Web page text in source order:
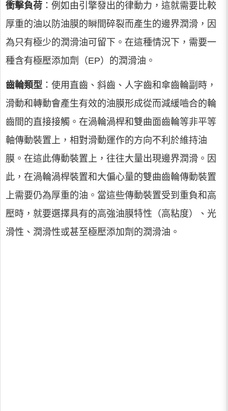
衝擊負荷 ：例如由引擎發出的律動力，這就需要比較
厚重的油以防油膜的瞬間碎裂而產生的邊界潤滑，因
為只有極少的潤滑油可留下。在這種情況下，需要一
種含有極壓添加劑（EP）的潤滑油。
齒輪類型 ：使用直齒、斜齒、人字齒和傘齒輪副時，
滑動和轉動會產生有效的油膜形成從而減緩嚙合的輪
齒間的直接接觸。在渦輪渦桿和雙曲面齒輪等非平等
軸傳動裝置上，相對滑動運作的方向不利於維持油
膜。在這此傳動裝置上，往往大量出現邊界潤滑。因
此，在渦輪渦桿裝置和大偏心量的雙曲齒輪傳動裝置
上需要仍為厚重的油。當這些傳動裝置受到重負和高
壓時，就要選擇具有的高強油膜特性（高粘度）、光
滑性、潤滑性或甚至極壓添加劑的潤滑油。